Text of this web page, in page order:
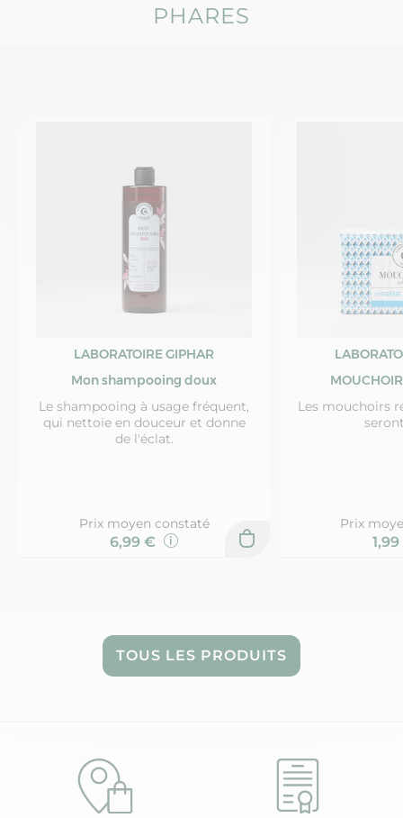
PHARES
LABORATOIRE GIPHAR
Mon shampooing doux
Le shampooing à usage fréquent,
qui nettoie en douceur et donne
de l'éclat.
Prix moyen constaté
6,99 €
Les mouchoirs
Prix
TOUS LES PRODUITS